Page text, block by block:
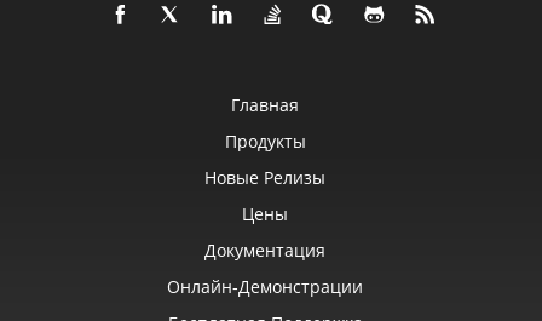
Главная
Продукты
Новые Релизы
Цены
Документация
Онлайн‑демонстрации